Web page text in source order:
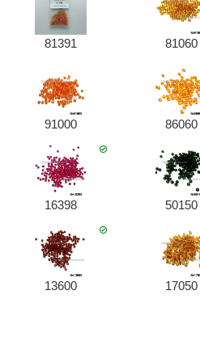
81391 81060
91000 86060
16398 50150
13600 17050